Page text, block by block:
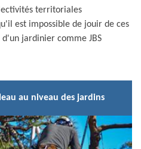
territoriales
est impossible de jouir de ces
jardinier comme JBS
au niveau des jardins